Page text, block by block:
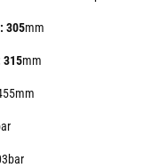
305mm
315mm